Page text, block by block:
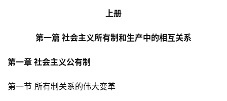
上册
第一篇 社会主义所有制和生产中的相互关系
第一章 社会主义公有制
第一节 所有制关系的伟大变革